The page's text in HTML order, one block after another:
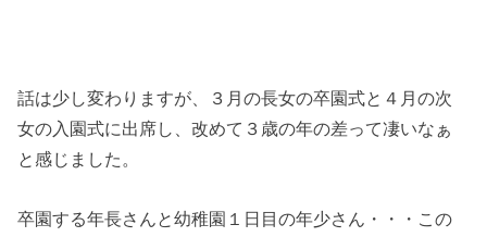
話は少し変わりますが、３月の長女の卒園式と４月の次
女の入園式に出席し、改めて３歳の年の差って凄いなぁ
と感じました。
卒園する年長さんと幼稚園１日目の年少さん・・・この